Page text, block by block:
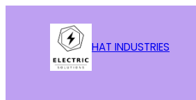
HAT INDUSTRIES